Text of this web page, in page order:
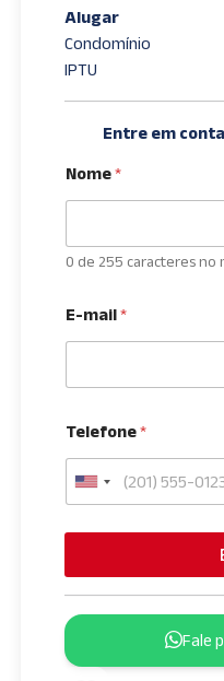
Alugar
Condomínio
IPTU
Entre em
Nome*
0 de 255 caracteres no
E-mail*
Telefone*
U
e
d
t
Fale